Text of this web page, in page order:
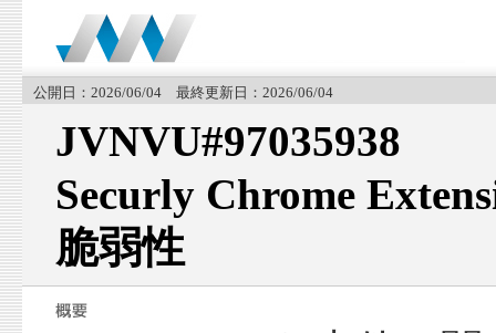
公開日：2026/06/04 最終更新日：2026/06/04
JVNVU#97035938
Securly Chrome
脆弱性